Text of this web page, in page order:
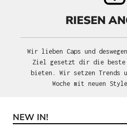
RIESEN
Wir lieben Caps und
Ziel gesetzt dir die beste
bieten. Wir setzen Trends
Woche mit neuen
Produktgalerie überspringen
NEW IN!